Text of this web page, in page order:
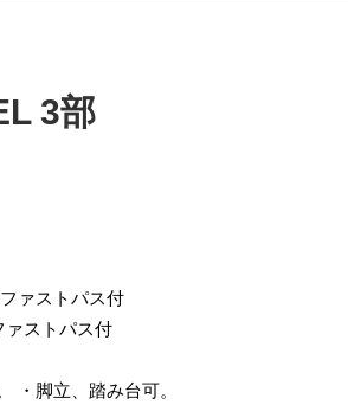
3部
ァストパス付
ストパス付
・脚立、踏み台可。